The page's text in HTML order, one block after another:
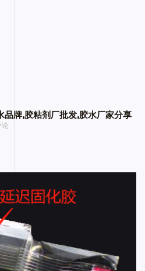
牌,胶粘剂厂批发,胶水厂家分享